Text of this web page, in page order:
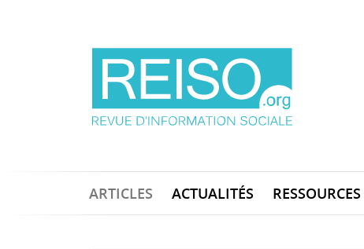
ARTICLES ACTUALITÉS RESSOURCES